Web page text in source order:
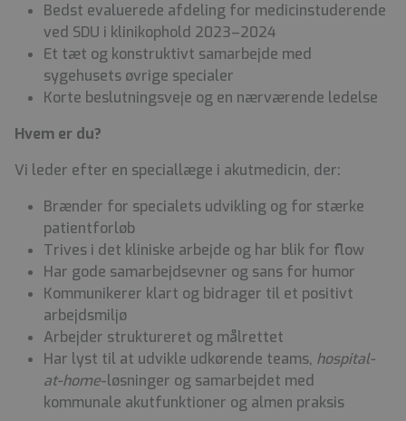
Bedst evaluerede afdeling for medicinstuderende
ved SDU i klinikophold 2023–2024
Et tæt og konstruktivt samarbejde med
sygehusets øvrige specialer
Korte beslutningsveje og en nærværende ledelse
Hvem er du?
Vi leder efter en speciallæge i akutmedicin, der:
Brænder for specialets udvikling og for stærke
patientforløb
Trives i det kliniske arbejde og har blik for flow
Har gode samarbejdsevner og sans for humor
Kommunikerer klart og bidrager til et positivt
arbejdsmiljø
Arbejder struktureret og målrettet
Har lyst til at udvikle udkørende teams, hospital-
at-home-løsninger og samarbejdet med
kommunale akutfunktioner og almen praksis